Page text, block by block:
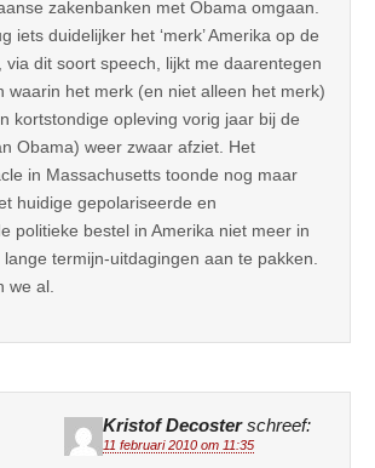
zakenbanken met Obama omgaan.
iets duidelijker het ‘merk’ Amerika op de
via dit soort speech, lijkt me daarentegen
waarin het merk (en niet alleen het merk)
kortstondige opleving vorig jaar bij de
Obama) weer zwaar afziet. Het
in Massachusetts toonde nog maar
huidige gepolariseerde en
politieke bestel in Amerika niet meer in
termijn-uitdagingen aan te pakken.
we al.
Kristof Decoster schreef:
11 februari 2010 om 11:35